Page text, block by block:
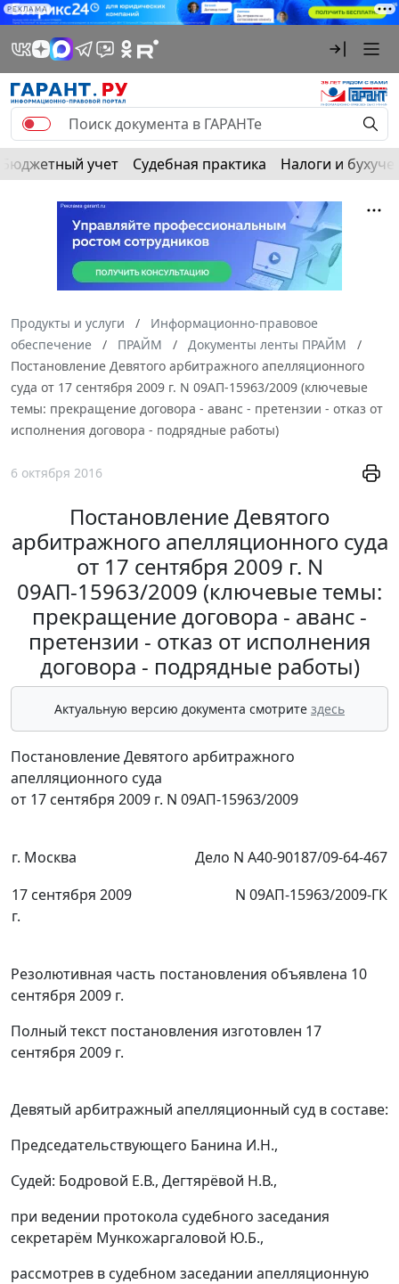
РЕКЛАМА
Бюджетный учет Судебная практика Налоги и
Продукты и услуги
Информационно-правовое
обеспечение
ПРАЙМ
Документы ленты ПРАЙМ
Постановление Девятого арбитражного апелляционного
суда от 17 сентября 2009 г. N 09АП-15963/2009 (ключевые
темы: прекращение договора - аванс - претензии - отказ от
исполнения договора - подрядные работы)
6 октября 2016
Постановление Девятого
арбитражного апелляционного суда
от 17 сентября 2009 г. N
09АП-15963/2009 (ключевые темы:
прекращение договора - аванс -
претензии - отказ от исполнения
договора - подрядные работы)
Актуальную версию документа смотрите здесь
Постановление Девятого арбитражного
апелляционного суда
от 17 сентября 2009 г. N 09АП-15963/2009
г. Москва
Дело N А40-90187/09-64-467
17 сентября 2009
г.
N 09АП-15963/2009-ГК
Резолютивная часть постановления объявлена 10
сентября 2009 г.
Полный текст постановления изготовлен 17
сентября 2009 г.
Девятый арбитражный апелляционный суд в составе:
Председательствующего Банина И.Н.,
Судей: Бодровой Е.В., Дегтярёвой Н.В.,
при ведении протокола судебного заседания
секретарём Мункожаргаловой Ю.Б.,
рассмотрев в судебном заседании апелляционную